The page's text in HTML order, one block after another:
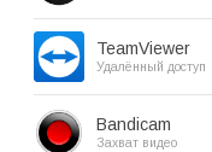
TeamViewer
Удалённый доступ
Bandicam
Захват видео